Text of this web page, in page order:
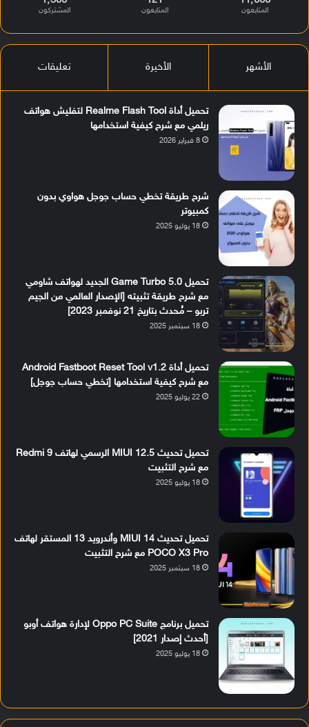
المتابعون المتابعون المشتركون
الأشهر الأخيرة تعليقات
تحميل أداة Realme Flash Tool لتفليش هواتف
ريلمي مع شرح كيفية استخدامها
8 فبراير 2026
شرح طريقة تخطي حساب جوجل هواوي بدون
كمبيوتر
18 يوليو 2025
تحميل Game Turbo 5.0 الجديد لهواتف شاومي
مع شرح طريقة تثبيته [الإصدار العالمي من الجيم
تربو – مُحدث بتاريخ 21 نوفمبر 2023]
18 سبتمبر 2025
تحميل أداة Android Fastboot Reset Tool v1.2
مع شرح كيفية استخدامها [تخطي حساب جوجل]
22 يوليو 2025
تحميل تحديث MIUI 12.5 الرسمي لهاتف Redmi 9
مع شرح التثبيت
18 يوليو 2025
تحميل تحديث MIUI 14 وأندرويد 13 المستقر لهاتف
POCO X3 Pro مع شرح التثبيت
18 سبتمبر 2025
تحميل برنامج Oppo PC Suite لإدارة هواتف أوبو
[أحدث إصدار 2021]
18 يوليو 2025